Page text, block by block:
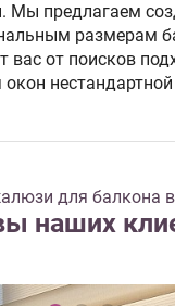
Мы предлагаем
размерам
вас от поисков
для балкона
наших